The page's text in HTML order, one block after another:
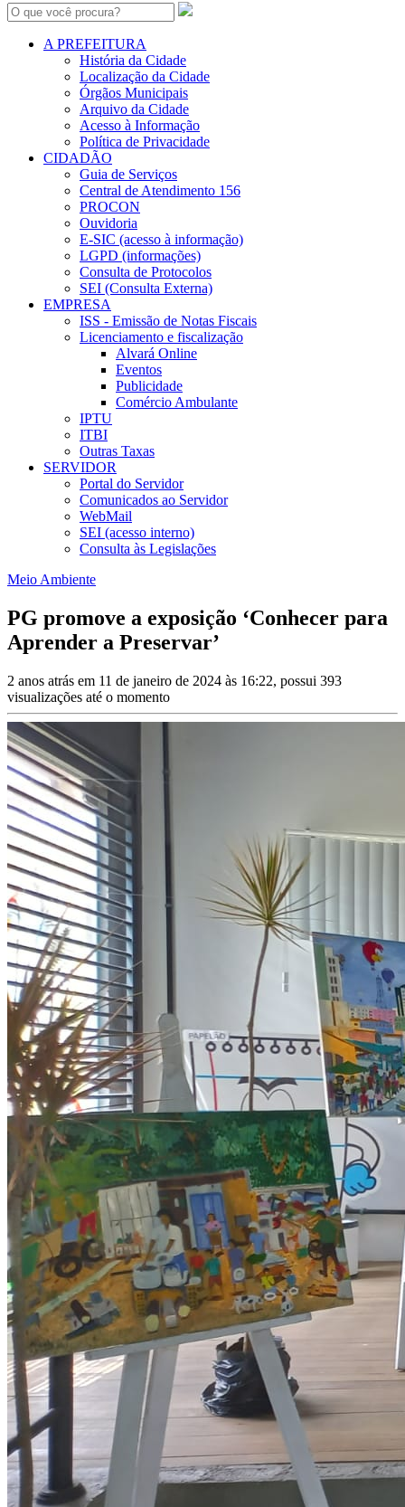
Search:
A PREFEITURA
História da Cidade
Localização da Cidade
Órgãos Municipais
Arquivo da Cidade
Acesso à Informação
Política de Privacidade
CIDADÃO
Guia de Serviços
Central de Atendimento 156
PROCON
Ouvidoria
E-SIC (acesso à informação)
LGPD (informações)
Consulta de Protocolos
SEI (Consulta Externa)
EMPRESA
ISS - Emissão de Notas Fiscais
Licenciamento e fiscalização
Alvará Online
Eventos
Publicidade
Comércio Ambulante
IPTU
ITBI
Outras Taxas
SERVIDOR
Portal do Servidor
Comunicados ao Servidor
WebMail
SEI (acesso interno)
Consulta às Legislações
Meio Ambiente
PG promove a exposição ‘Conhecer para
Aprender a Preservar’
2 anos atrás em 11 de janeiro de 2024 às 16:22, possui 393
visualizações até o momento